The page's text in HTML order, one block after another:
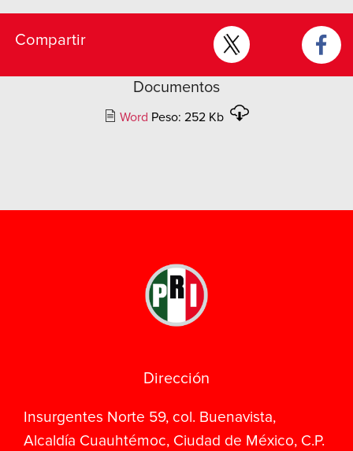
Compartir
Documentos
Word Peso: 252 Kb
Dirección
Insurgentes Norte 59, col. Buenavista,
Alcaldía Cuauhtémoc, Ciudad de México, C.P.